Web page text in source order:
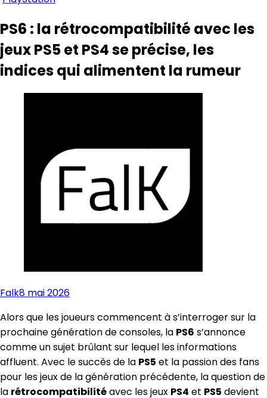
PS6 : la rétrocompatibilité avec les
jeux PS5 et PS4 se précise, les
indices qui alimentent la rumeur
Falk8 mai 2026
Alors que les joueurs commencent à s’interroger sur la
prochaine génération de consoles, la PS6 s’annonce
comme un sujet brûlant sur lequel les informations
affluent. Avec le succès de la PS5 et la passion des fans
pour les jeux de la génération précédente, la question de
la rétrocompatibilitéavec les jeux PS4 et PS5 devient